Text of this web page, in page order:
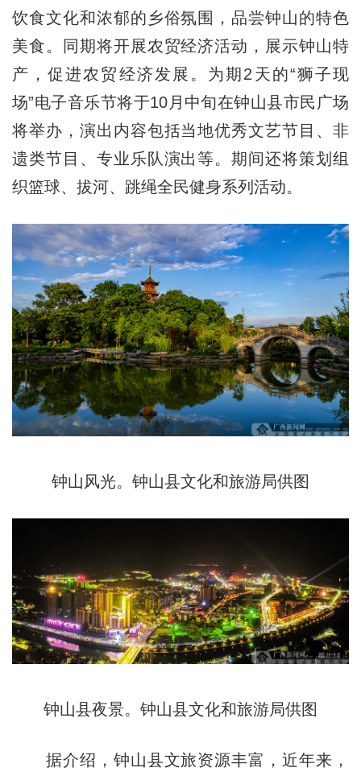
饮食文化和浓郁的乡俗氛围，品尝钟山的特色
美食。同期将开展农贸经济活动，展示钟山特
产，促进农贸经济发展。为期2天的“狮子现
场”电子音乐节将于10月中旬在钟山县市民广场
将举办，演出内容包括当地优秀文艺节目、非
遗类节目、专业乐队演出等。期间还将策划组
织篮球、拔河、跳绳全民健身系列活动。
钟山风光。钟山县文化和旅游局供图
钟山县夜景。钟山县文化和旅游局供图
据介绍，钟山县文旅资源丰富，近年来，